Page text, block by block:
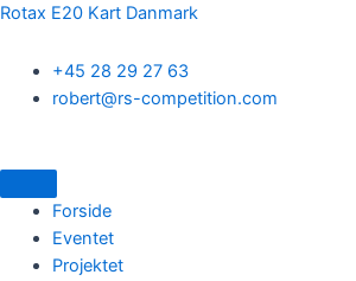
Gå
indholdet
Rotax E20 Kart Danmark
+45 28 29 27 63
robert@rs-competition.com
Forside
Eventet
Projektet